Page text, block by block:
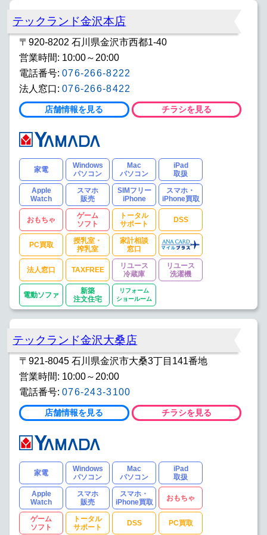
テックランド金沢本店
〒920-8202 石川県金沢市西都1-40
営業時間: 10:00～20:00
電話番号: 076-266-8222
法人窓口: 076-266-8422
店舗情報を見る チラシを見る
家電
Windows
パソコン
Mac
パソコン
iPad
取扱
Apple
Watch
スマホ
販売
SIMフリー
iPhone
スマホ・
iPhone買取
おもちゃ
ゲーム
ソフト
トータル
サポート
DSS
PC買取
授乳室・
搾乳室
家計相談
窓口
法人窓口 TAXFREE
リユース
冷蔵庫
リユース
洗濯機
電動ソファ
新築
注文住宅
リフォーム
ショールーム
テックランド金沢大桑店
〒921-8045 石川県金沢市大桑3丁目141番地
営業時間: 10:00～20:00
電話番号: 076-243-3100
店舗情報を見る チラシを見る
家電
Windows
パソコン
Mac
パソコン
iPad
取扱
Apple
Watch
スマホ
販売
スマホ・
iPhone買取
おもちゃ
ゲーム
ソフト
トータル
サポート
DSS PC買取